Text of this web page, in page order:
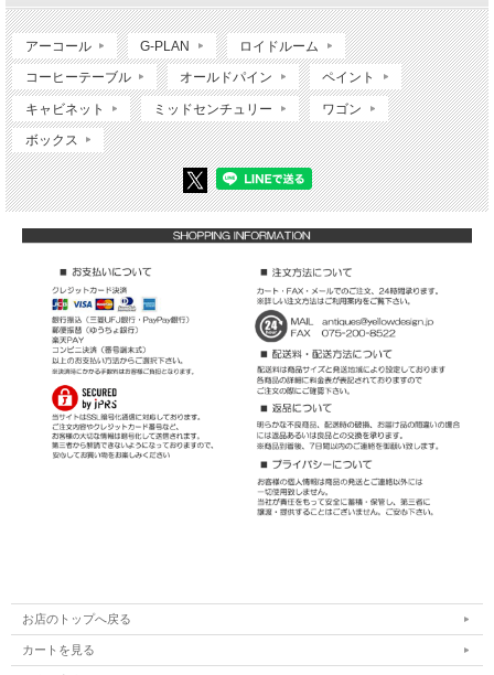
アーコール G-PLAN ロイドルーム
コーヒーテーブル オールドパイン ペイント
キャビネット ミッドセンチュリー ワゴン
ボックス
お店のトップへ戻る
カートを見る